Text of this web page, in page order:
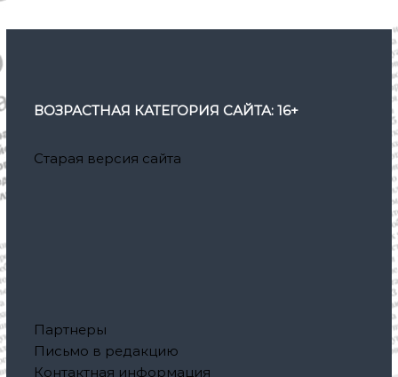
ВОЗРАСТНАЯ КАТЕГОРИЯ САЙТА: 16+
Старая версия сайта
Партнеры
Письмо в редакцию
Контактная информация